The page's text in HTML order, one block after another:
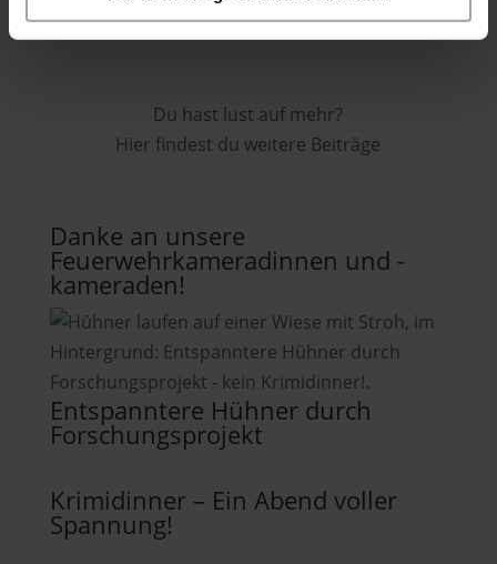
Du hast lust auf mehr?
Hier findest du weitere Beiträge
Danke an unsere
Feuerwehrkameradinnen und -
kameraden!
Entspanntere Hühner durch
Forschungsprojekt
Krimidinner – Ein Abend voller
Spannung!